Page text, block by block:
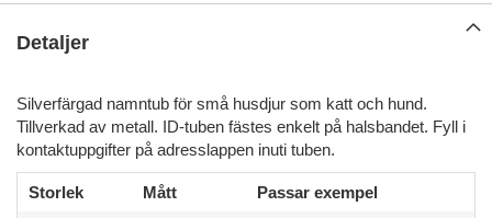
Detaljer
Silverfärgad namntub för små husdjur som katt och hund.
Tillverkad av metall. ID-tuben fästes enkelt på halsbandet. Fyll i
kontaktuppgifter på adresslappen inuti tuben.
Storlek Mått Passar exempel